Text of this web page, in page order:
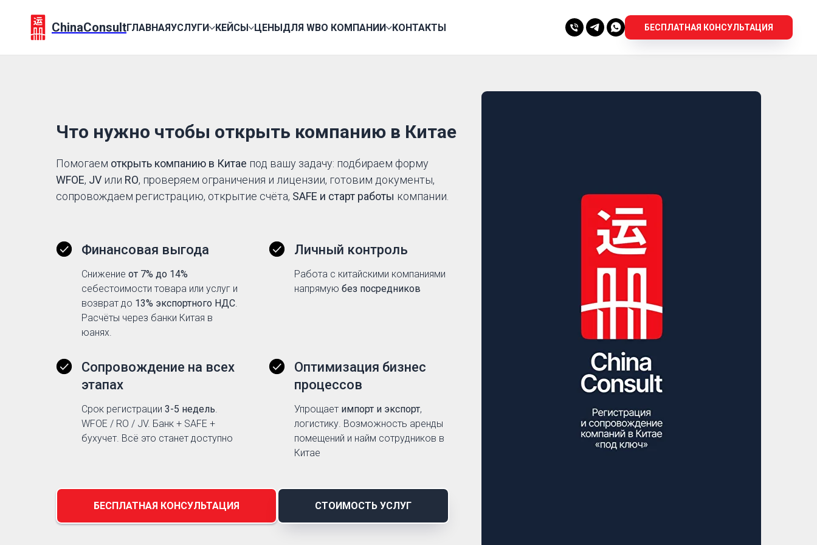
ChinaConsultГЛАВНАЯУСЛУГИ КЕЙСЫ ЦЕНЫДЛЯ WBО КОМПАНИИ КОНТАКТЫ БЕСПЛАТНАЯ КОНСУЛЬТАЦИЯ
Что нужно чтобы открыть компанию в Китае
Помогаем открыть компанию в Китае под вашу задачу: подбираем форму
WFOE, JV или RO, проверяем ограничения и лицензии, готовим документы,
сопровождаем регистрацию, открытие счёта, SAFE и старт работы компании.
Финансовая выгода
Снижение от 7% до 14%
себестоимости товара или услуг и
возврат до 13% экспортного НДС
Расчёты через банки Китая в
юанях.
Личный контроль
Работа с китайскими компаниями
напрямую без посредников
Сопровождение на всех
этапах
Срок регистрации 3-5 недель
WFOE / RO / JV. Банк + SAFE +
бухучет. Всё это станет доступно
Оптимизация бизнес
процессов
Упрощает импорт и экспорт,
логистику. Возможность аренды
помещений и найм сотрудников в
Китае
БЕСПЛАТНАЯ КОНСУЛЬТАЦИЯ СТОИМОСТЬ УСЛУГ